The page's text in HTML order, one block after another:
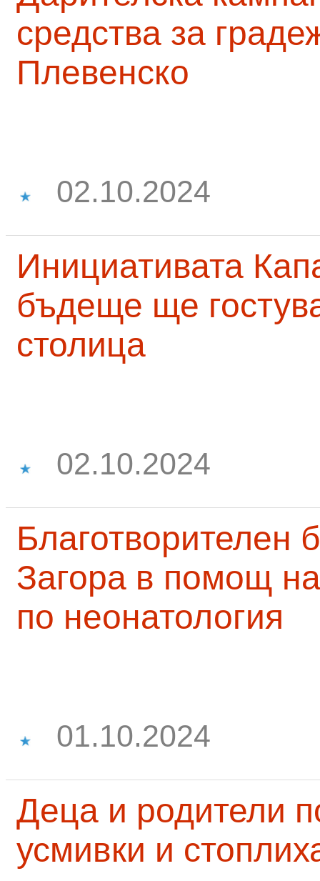
средства за
Плевенско
02.10.2024
Инициативата
бъдеще ще
столица
02.10.2024
Благотворителен
Загора в помощ
по неонатология
01.10.2024
Деца и родители
усмивки и